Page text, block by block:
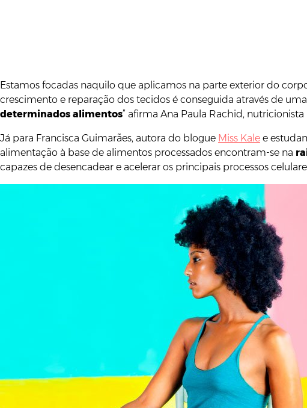
Estamos focadas naquilo que aplicamos na parte exterior do
crescimento e reparação dos tecidos é conseguida através de
determinados alimentos” afirma Ana Paula Rachid, nutricionista
Já para Francisca Guimarães, autora do blogue Miss Kale e
alimentação à base de alimentos processados encontram-se na
capazes de desencadear e acelerar os principais processos